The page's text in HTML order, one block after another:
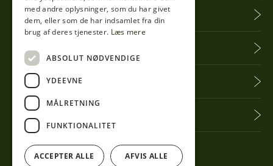
Tibberup Høkeren
Information
Praktisk info
Få seneste nyt
Følg med her
med andre oplysninger, som du har givet
dem, eller som de har indsamlet fra din
brug af deres tjenester. Læs mere
ABSOLUT NØDVENDIGE
YDEEVNE
MÅLRETNING
FUNKTIONALITET
ACCEPTER ALLE AFVIS ALLE